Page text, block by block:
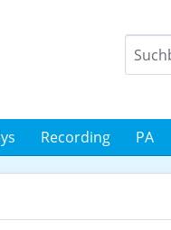
Recording PA